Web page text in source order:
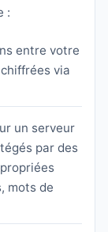
:
entre votre
via
un serveur
par des
mots de